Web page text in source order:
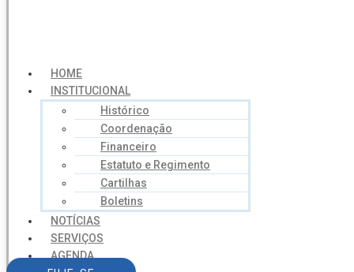
HOME
INSTITUCIONAL
Histórico
Coordenação
Financeiro
Estatuto e Regimento
Cartilhas
Boletins
NOTÍCIAS
SERVIÇOS
AGENDA